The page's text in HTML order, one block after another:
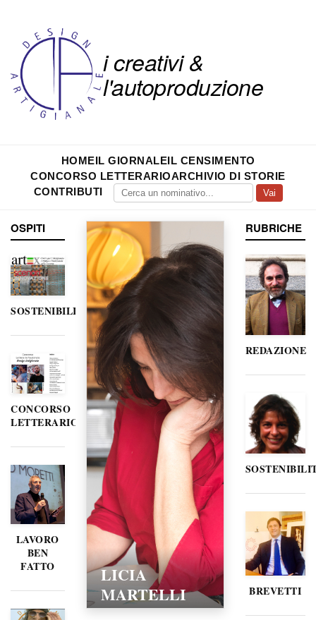
i creativi &
l'autoproduzione
HOMEIL GIORNALEIL CENSIMENTO
CONCORSO LETTERARIOARCHIVIO DI STORIE
CONTRIBUTI
Vai
OSPITI
SOSTENIBILITÀ
CONCORSO
LETTERARIO
LAVORO
BEN
FATTO
LORELLA
POZZI
RUBRICHE
REDAZIONE
BREVETTI